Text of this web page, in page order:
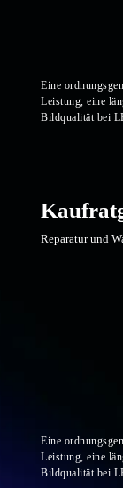
Eine
Leistung, eine
Bildqualität bei
Reparatur und
Eine
Leistung, eine
Bildqualität bei